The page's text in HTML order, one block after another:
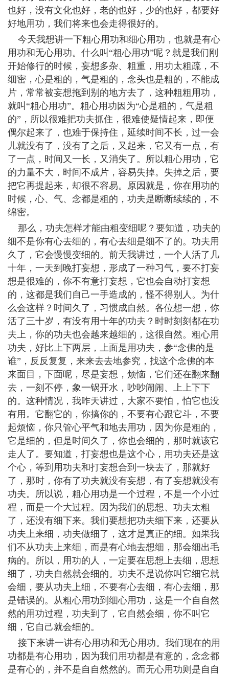
也好，没有文化也好，老的也好，少的也好，都要好
好地用功，我们将来也会走得很好的。
今天我想讲一下粗心用功和细心用功，也就是有心
用功和无心用功。什么叫“粗心用功”呢？就是我们刚
开始修行的时候，妄想多杂、粗重，用功太粗疏，不
细密，心是粗的，气是粗的，念头也是粗的，不能成
片，常常被妄想拖到别的地方去了，这种粗粗用功，
就叫“粗心用功”。粗心用功因为“心是粗的，气是粗
的”，所以很难把功夫抓住，很难使疑情起来，即便
偶尔起来了，也难于保持住，延续时间不长，过一会
儿就没有了，没有了之后，又起来，它又有一点，有
了一点，时间又一长，又消失了。所以粗心用功，它
的力量不大，时间不成片，容易失掉。失掉之后，要
把它再提起来，却很不容易。原因就是，你在用功的
时候，心、气、念都是粗的，功夫是断断续续的，不
绵密。
那么，功夫怎样才能由粗变细呢？要知道，功夫的
细不是你有心去细的，有心去细是细不了的。功夫用
久了，它会慢慢变细的。前天我讲过，一个人活了几
十年，一天到晚打妄想，形成了一种习气，要不打妄
想是很难的，你不有意打妄想，它也会自动打妄想
的，这都是我们自己一手造成的，怪不得别人。为什
么会这样？时间久了，习惯成自然。各位想一想，你
活了三十岁，有没有用十年的功夫？时时刻刻都在功
夫上，你的功夫也会越来越细的，这很自然。粗心用
功夫，好比上下两层，上面是用功夫，参“念佛的是
谁”，反反复复，来来去去地参究，找这个念佛的本
来面目，下面呢，尽是妄想，烦恼，它们还在翻来翻
去，一刻不停，象一锅开水，吵吵闹闹、上上下下
的。这种情况，我昨天讲过，大家不要怕，怕它也没
有用。它翻它的，你搞你的，不要有心跟它斗，不要
起烦恼，你只管心平气和地去用功，因为你是粗的，
它是细的，但是时间久了，你也会细的，那时就该它
走人了。要知道，打妄想也是这个心，用功夫还是这
个心，等到用功夫和打妄想合到一块去了，那就好
了，那时，你有了功夫就没有妄想，有了妄想就没有
功夫。所以说，粗心用功是一个过程，不是一个小过
程，而是一个大过程。因为我们的思想、功夫太粗
了，还没有细下来。我们要想把功夫细下来，还要从
功夫上来细，功夫做细了，这才是真正的细。如果我
们不从功夫上来细，而是有心地去想细，那会细出毛
病的。所以，用功的人，一定要在思想上去细，思想
细了，功夫自然就会细的。功夫不是说你叫它细它就
会细，要从功夫上细，不要有心去细，有心去细，那
是错误的。从粗心用功到细心用功，这是一个自自然
然的用功过程，功夫到了，它自然会细，你不叫它
细，它自己就会细的。
接下来讲一讲有心用功和无心用功。我们现在的用
功都是有心用功，因为我们用功都是有意的，念念都
是有心的，并不是自自然然的。而无心用功则是自自